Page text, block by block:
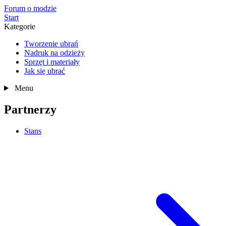
Forum o modzie
Start
Kategorie
Tworzenie ubrań
Nadruk na odzieży
Sprzęt i materiały
Jak się ubrać
Menu
Partnerzy
Stans